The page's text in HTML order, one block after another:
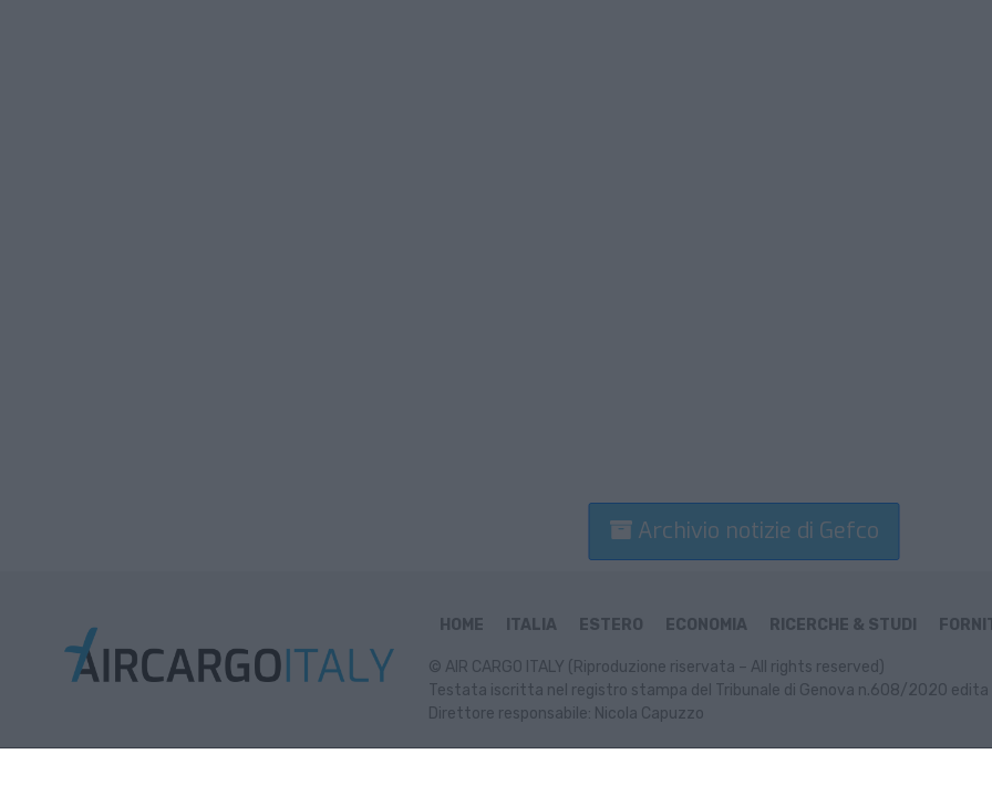
Archivio notizie di Gefco
HOME ITALIA ESTERO ECONOMIA RICERCHE & STUDI
© AIR CARGO ITALY (Riproduzione riservata – All rights reserved)
Testata iscritta nel registro stampa del Tribunale di Genova n.608/2020 edita
Direttore responsabile: Nicola Capuzzo